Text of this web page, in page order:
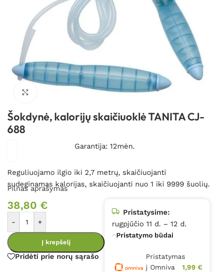
Spustelėkite, kad padidintumėte
Šokdynė, kalorijų skaičiuoklė TANITA CJ-
688
Garantija: 12mėn.
Reguliuojamo ilgio iki 2,7 metrų, skaičiuojanti
sudeginamas kalorijas, skaičiuojanti nuo 1 iki 9999 šuolių.
Pilnas aprašymas
38,80 €
- +
Į krepšelį
Pridėti prie norų sąrašo
Pristatysime:
rugpjūčio 11 d. – 12 d.
Pristatymo būdai
Pristatymas
į Omniva
1,99 €